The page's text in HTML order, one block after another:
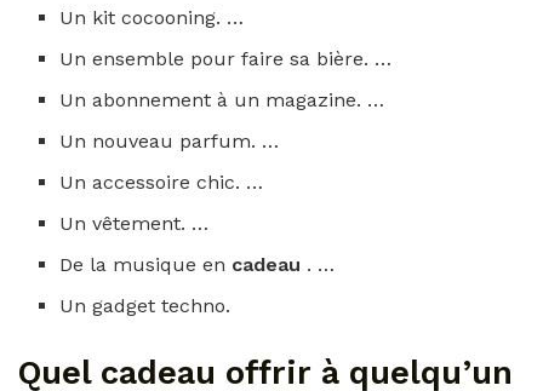
Un kit cocooning. …
Un ensemble pour faire sa bière. …
Un abonnement à un magazine. …
Un nouveau parfum. …
Un accessoire chic. …
Un vêtement. …
De la musique en cadeau . …
Un gadget techno.
Quel cadeau offrir à quelqu’un